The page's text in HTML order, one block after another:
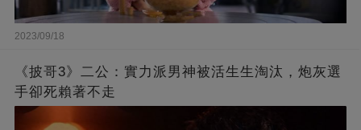
2023/09/18
《披哥3》二公：實力派男神被活生生淘汰，炮灰選
手卻死賴著不走